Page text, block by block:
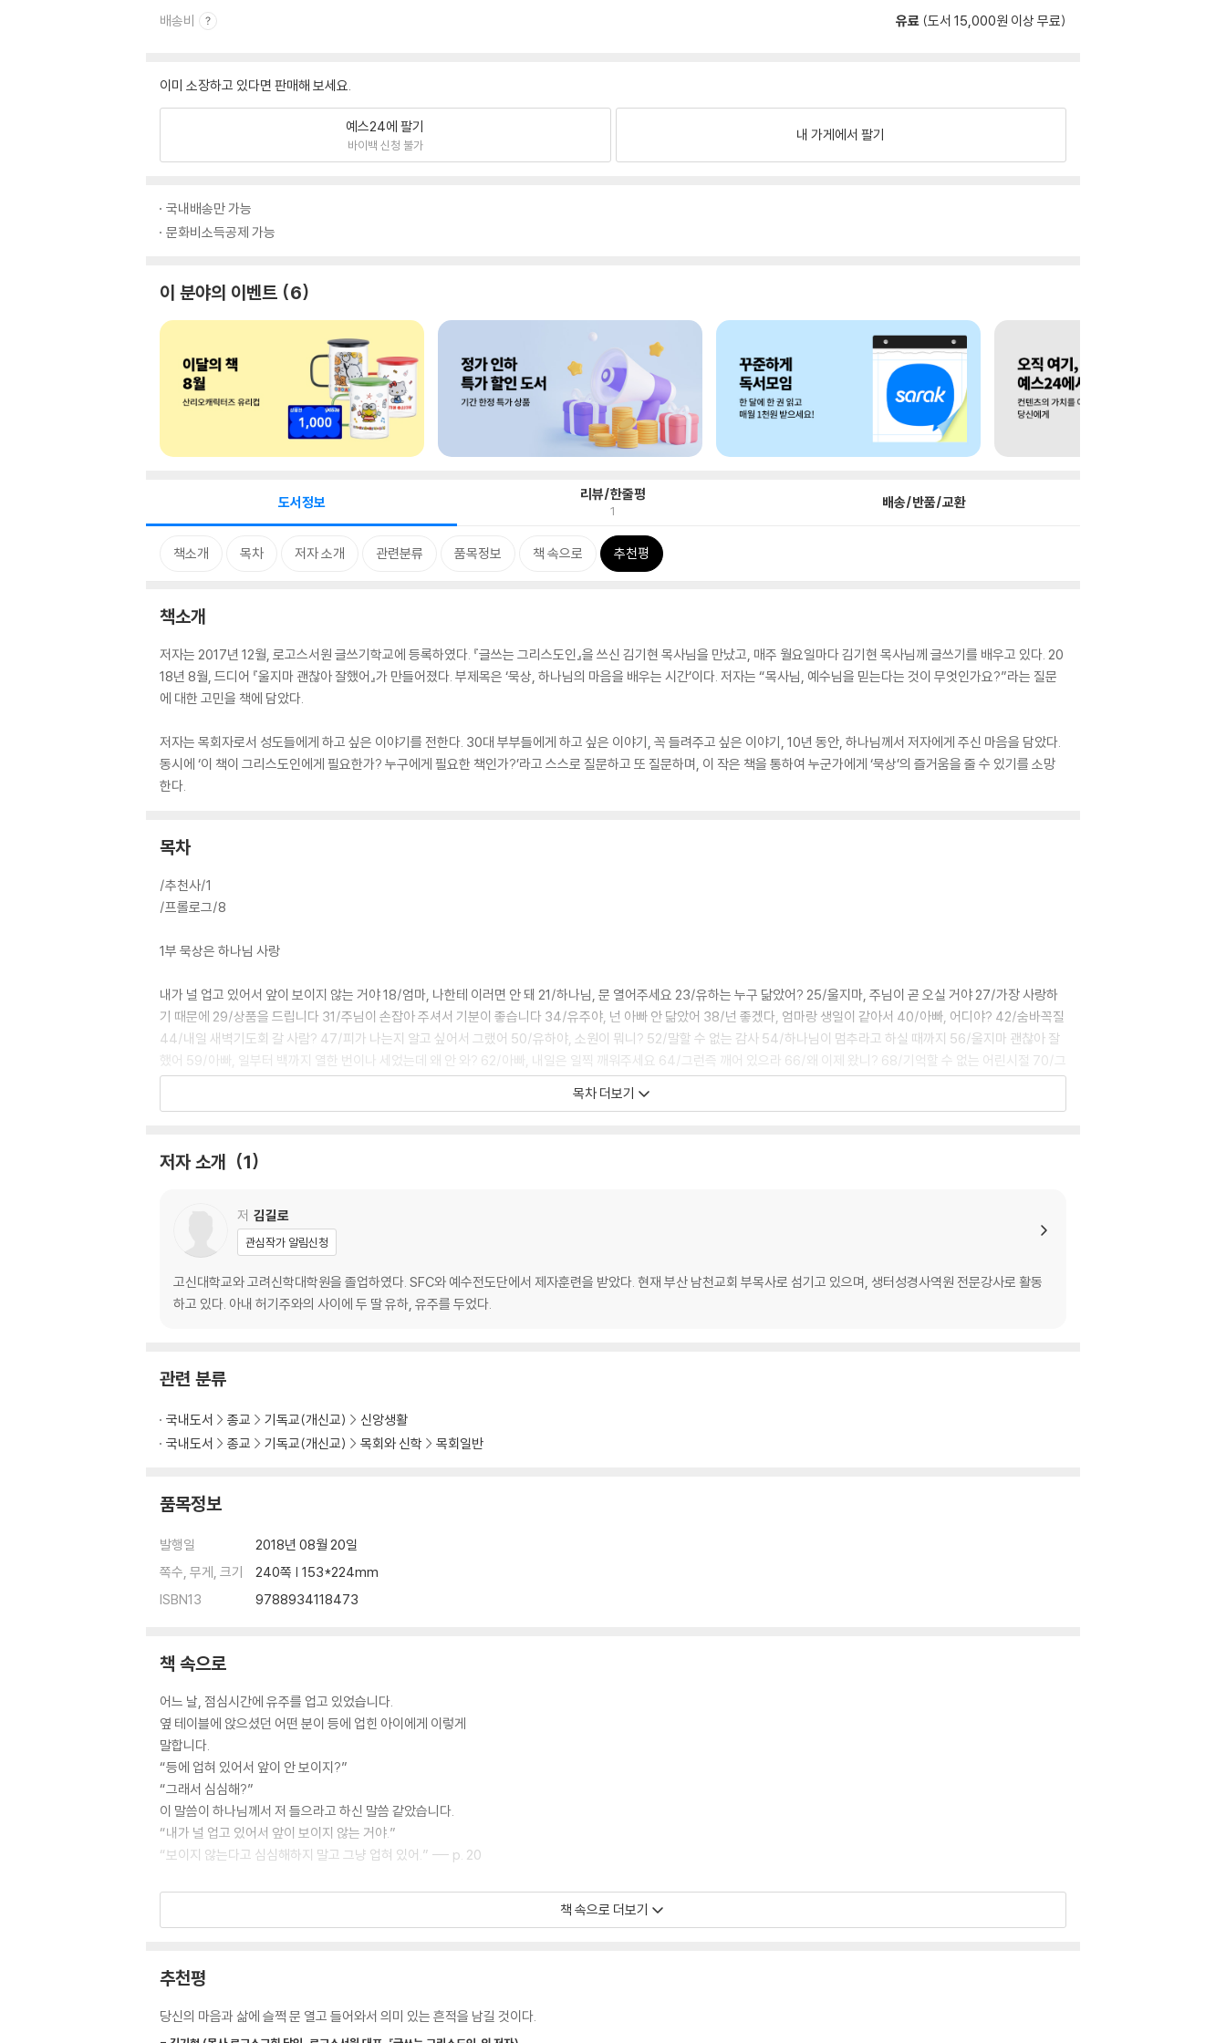
배송비 유료 (도서 15,000원 이상 무료)
이미 소장하고 있다면 판매해 보세요.
예스24에 팔기
바이백 신청 불가
내 가게에서 팔기
국내배송만 가능
문화비소득공제 가능
이 분야의 이벤트 6
도서정보 리뷰/한줄평
1 배송/반품/교환
책소개 목차 저자 소개 관련분류 품목정보 책 속으로 추천평
책소개
저자는 2017년 12월, 로고스서원 글쓰기학교에 등록하였다. 『글쓰는 그리스도인』을 쓰신 김기현 목사님을 만났고, 매주 월요일마다 김기현 목사님께 글쓰기를 배우고 있다. 20
18년 8월, 드디어 『울지마 괜찮아 잘했어』가 만들어졌다. 부제목은 ‘묵상, 하나님의 마음을 배우는 시간’이다. 저자는 “목사님, 예수님을 믿는다는 것이 무엇인가요?”라는 질문
에 대한 고민을 책에 담았다.
저자는 목회자로서 성도들에게 하고 싶은 이야기를 전한다. 30대 부부들에게 하고 싶은 이야기, 꼭 들려주고 싶은 이야기, 10년 동안, 하나님께서 저자에게 주신 마음을 담았다.
동시에 ‘이 책이 그리스도인에게 필요한가? 누구에게 필요한 책인가?’라고 스스로 질문하고 또 질문하며, 이 작은 책을 통하여 누군가에게 ‘묵상’의 즐거움을 줄 수 있기를 소망
한다.
목차
/추천사/1
/프롤로그/8
1부 묵상은 하나님 사랑
내가 널 업고 있어서 앞이 보이지 않는 거야 18/엄마, 나한테 이러면 안 돼 21/하나님, 문 열어주세요 23/유하는 누구 닮았어? 25/울지마, 주님이 곧 오실 거야 27/가장 사랑하
기 때문에 29/상품을 드립니다 31/주님이 손잡아 주셔서 기분이 좋습니다 34/유주야, 넌 아빠 안 닮았어 38/넌 좋겠다, 엄마랑 생일이 같아서 40/아빠, 어디야? 42/숨바꼭질
44/내일 새벽기도회 갈 사람? 47/피가 나는지 알고 싶어서 그랬어 50/유하야, 소원이 뭐니? 52/말할 수 없는 감사 54/하나님이 멈추라고 하실 때까지 56/울지마 괜찮아 잘
했어 59/아빠, 일부터 백까지 열한 번이나 세었는데 왜 안 와? 62/아빠, 내일은 일찍 깨워주세요 64/그런즉 깨어 있으라 66/왜 이제 왔니? 68/기억할 수 없는 어린시절 70/그
리 아니하실지라도 71
하나님, 매일 저의 머리에 새똥을 떨어뜨려 주세요 76/남편들아아내 사랑하기를 79/주님의 허락, 아내의 허락 81/예수님 같은남편 83/미안하다고 말하기로 결정합니다 86/
회를 사랑하는 법을 배워야 합니다104/기도하라고 깨우시는 건가요? 106/노란 리본의 기적을 달다109/근데 왜 엄마는 아빠보다 더 크게 소리 질러? 111/살인하지 말라 113/
경쟁이 아닌 서로 사랑 115/아버지, 왜 그렇게 사셨어요? 117/범사에 칭찬하십시오 120/목사님, 오늘 같이 목욕갑시다 122/이 결정이 우리를 성장하게 합니까? 125/그렇게 사
랑은 행동하게 합니다 127/이 시대의 밧세바가 있습니다 129/누군가에게 기도 응답이 되는 삶 132
3부 묵상은 제자 훈련
151/예수님의 몸을 닮을 때까지 153/광야로 도망간 ‘마흔 살 모세’ 155/
하나님은 어떤 마음이셨나요? 159/두려움을 느낀 적이 있습니다162/들키는 것이 은혜입니다 164/네가 말을 안 들어서 큰일이다 167/미리보기 169/내가 가야 할 곳 173/목
사는 현실적인 사람이 아닙니다 178/하나님께서 설교자의 설교를 테스트하
신다 181/꿈과 비전 184/그 부르심 앞에 187/최후 승리를 얻기까지 190/생각하는 그리스도인이 되어야 합니다 194/목사의두 가지 사명 197/하나님께 보내심을 받은 사람 2
00/후회 없는삶 203/참 목양의 꿈을 꿉니다 205/주님의 음성을 전하는 사람
처럼 물 위를 걷고싶습니다 226/하나님의 인도하심이 멈춘 것이 아닙니다 229/
/에필로그/236
목차 더보기
저자 소개 1
저 김길로
관심작가 알림신청
고신대학교와 고려신학대학원을 졸업하였다. SFC와 예수전도단에서 제자훈련을 받았다. 현재 부산 남천교회 부목사로 섬기고 있으며, 생터성경사역원 전문강사로 활동
하고 있다. 아내 허기주와의 사이에 두 딸 유하, 유주를 두었다.
관련 분류
국내도서 종교 기독교(개신교)
신앙생활
국내도서
종교 기독교(개신교) 목회와 신학 목회일반
품목정보
발행일
2018년 08월 20일
쪽수, 무게, 크기
240쪽 | 153*224mm
ISBN13
9788934118473
책 속으로
어느 날, 점심시간에 유주를 업고 있었습니다.
옆 테이블에 앉으셨던 어떤 분이 등에 업힌 아이에게 이렇게
말합니다.
“등에 업혀 있어서 앞이 안 보이지?”
“그래서 심심해?”
이 말씀이 하나님께서 저 들으라고 하신 말씀 같았습니다.
“내가 널 업고 있어서 앞이 보이지 않는 거야.”
“보이지 않는다고 심심해하지 말고 그냥 업혀 있어.” --- p. 20
“말할 수 없는 감사”
저에게 보여주신
감사헌금 봉투입니다.
책 속으로 더보기
추천평
당신의 마음과 삶에 슬쩍 문 열고 들어와서 의미 있는 흔적을 남길 것이다.